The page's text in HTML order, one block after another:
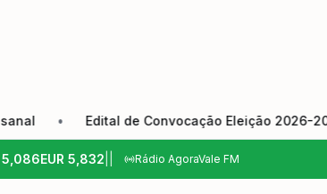
• Edital de Convocação Eleição 2026-2029 •
5,086EUR 5,832 Rádio AgoraVale FM